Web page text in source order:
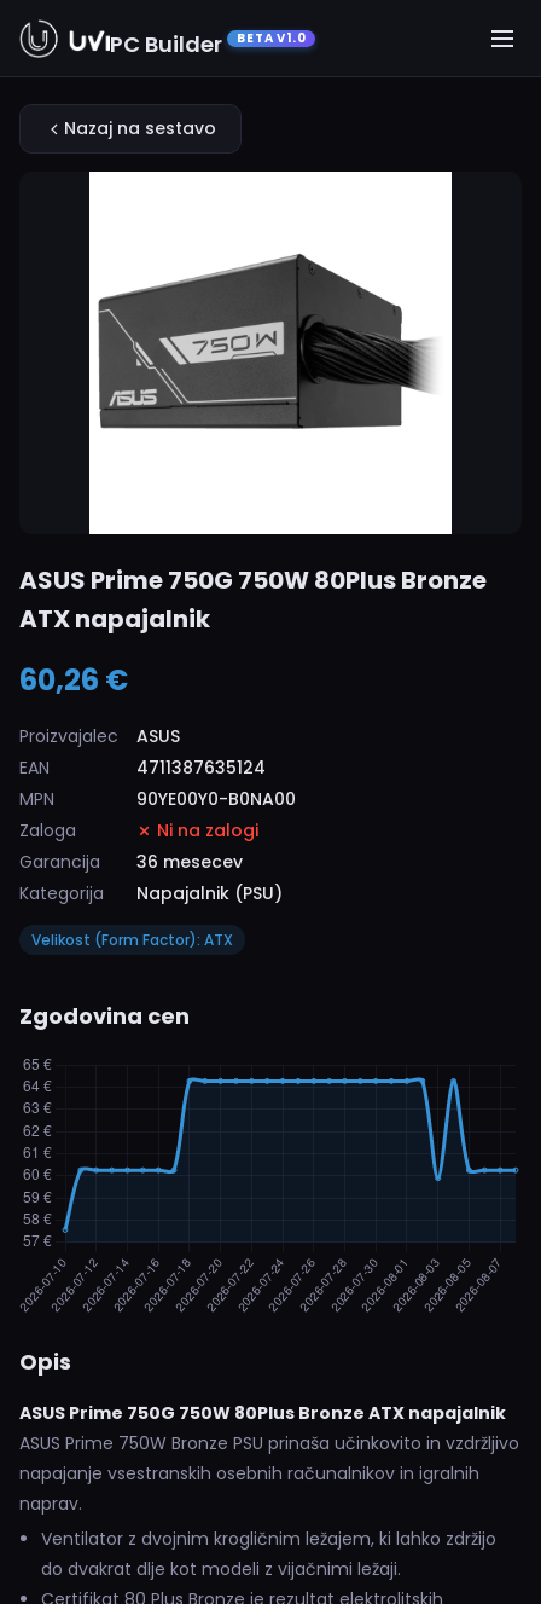
PC Builder BETA V1.0
Nazaj na sestavo
ASUS Prime 750G 750W 80Plus Bronze
ATX napajalnik
60,26 €
Proizvajalec
ASUS
EAN
4711387635124
MPN
90YE00Y0-B0NA00
Zaloga
Ni na zalogi
Garancija
36 mesecev
Kategorija
Napajalnik (PSU)
Velikost (Form Factor): ATX
Zgodovina cen
Opis
ASUS Prime 750G 750W 80Plus Bronze ATX napajalnik
ASUS Prime 750W Bronze PSU prinaša učinkovito in vzdržljivo
napajanje vsestranskih osebnih računalnikov in igralnih
naprav.
Ventilator z dvojnim krogličnim ležajem, ki lahko zdržijo
do dvakrat dlje kot modeli z vijačnimi ležaji.
Certifikat 80 Plus Bronze je rezultat elektrolitskih